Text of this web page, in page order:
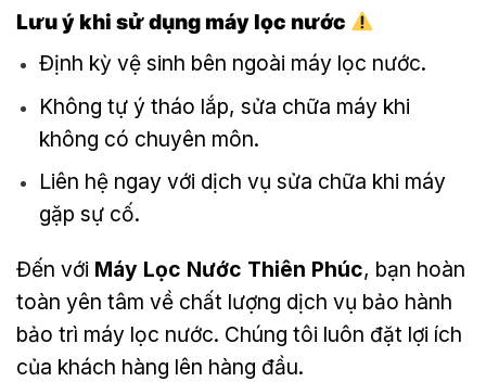
Lưu ý khi sử dụng máy lọc nước
Định kỳ vệ sinh bên ngoài máy lọc nước.
Không tự ý tháo lắp, sửa chữa máy khi
không có chuyên môn.
Liên hệ ngay với dịch vụ sửa chữa khi máy
gặp sự cố.
Đến với Máy Lọc Nước Thiên Phúc, bạn hoàn
toàn yên tâm về chất lượng dịch vụ bảo hành
bảo trì máy lọc nước. Chúng tôi luôn đặt lợi ích
của khách hàng lên hàng đầu.